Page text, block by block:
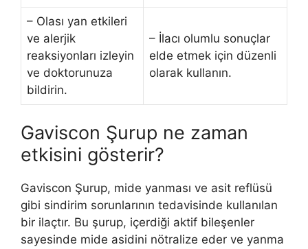
– Olası yan etkileri
ve alerjik
reaksiyonları izleyin
ve doktorunuza
bildirin.
– İlacı olumlu sonuçlar
elde etmek için düzenli
olarak kullanın.
Gaviscon Şurup ne zaman
etkisini gösterir?
Gaviscon Şurup, mide yanması ve asit reflüsü
gibi sindirim sorunlarının tedavisinde kullanılan
bir ilaçtır. Bu şurup, içerdiği aktif bileşenler
sayesinde mide asidini nötralize eder ve yanma